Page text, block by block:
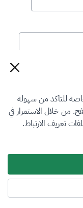
للتاكد من سهولة
من خلال الاستمرار في
تعريف الارتباط.